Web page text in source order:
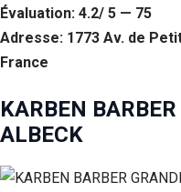
Évaluation: 4.2/ 5 — 75
Adresse: 1773 Av. de
France
KARBEN
ALBECK